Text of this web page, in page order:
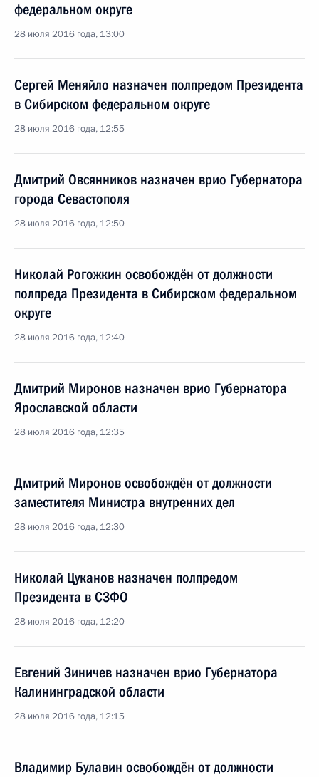
федеральном округе
28 июля 2016 года, 13:00
Сергей Меняйло назначен полпредом Президента
в Сибирском федеральном округе
28 июля 2016 года, 12:55
Дмитрий Овсянников назначен врио Губернатора
города Севастополя
28 июля 2016 года, 12:50
Николай Рогожкин освобождён от должности
полпреда Президента в Сибирском федеральном
округе
28 июля 2016 года, 12:40
Дмитрий Миронов назначен врио Губернатора
Ярославской области
28 июля 2016 года, 12:35
Дмитрий Миронов освобождён от должности
заместителя Министра внутренних дел
28 июля 2016 года, 12:30
Николай Цуканов назначен полпредом
Президента в СЗФО
28 июля 2016 года, 12:20
Евгений Зиничев назначен врио Губернатора
Калининградской области
28 июля 2016 года, 12:15
Владимир Булавин освобождён от должности